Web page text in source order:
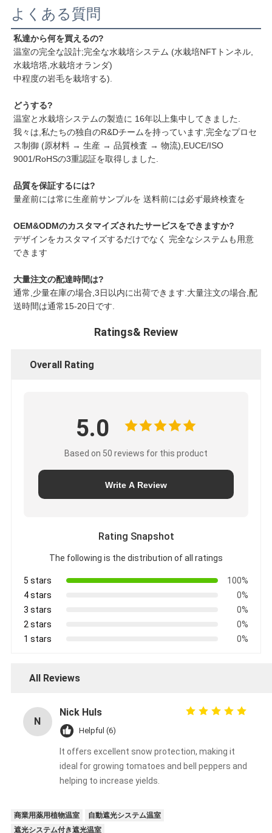
よくある質問
私達から何を買えるの?
温室の完全な設計;完全な水栽培システム (水栽培NFTトンネル,
水栽培塔,水栽培オランダ)
中程度の岩毛を栽培する).
どうする?
温室と水栽培システムの製造に 16年以上集中してきました.
我々は,私たちの独自のR&Dチームを持っています,完全なプロセ
ス制御 (原材料 → 生産 → 品質検査 → 物流),EUCE/ISO
9001/RoHSの3重認証を取得しました.
品質を保証するには?
量産前には常に生産前サンプルを 送料前には必ず最終検査を
OEM&ODMのカスタマイズされたサービスをできますか?
デザインをカスタマイズするだけでなく 完全なシステムも用意
できます
大量注文の配達時間は?
通常,少量在庫の場合,3日以内に出荷できます.大量注文の場合,配
送時間は通常15-20日です.
Ratings& Review
Overall Rating
5.0
Based on 50 reviews for this product
Write A Review
Rating Snapshot
The following is the distribution of all ratings
5 stars
100%
4 stars
0%
3 stars
0%
2 stars
0%
1 stars
0%
All Reviews
N
Nick Huls
Helpful (6)
It offers excellent snow protection, making it
ideal for growing tomatoes and bell peppers and
helping to increase yields.
商業用薬用植物温室
自動遮光システム温室
遮光システム付き遮光温室